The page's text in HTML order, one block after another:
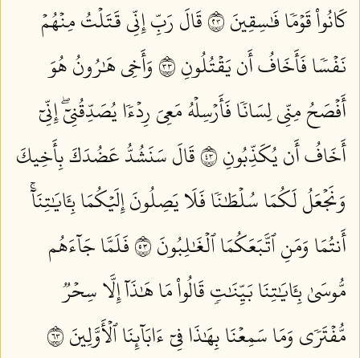
كَانُواْ قَوۡمٗا فَٰسِقِينَ ٣٢
قَالَ رَبِّ إِنِّي قَتَلۡتُ مِنۡهُمۡ
نَفۡسٗا فَأَخَافُ أَن يَقۡتُلُونِ ٣٣
وَأَخِي هَٰرُونُ هُوَ
أَفۡصَحُ مِنِّي لِسَانٗا فَأَرۡسِلۡهُ مَعِيَ رِدۡءٗا يُصَدِّقُنِيٓۖ إِنِّيٓ
أَخَافُ أَن يُكَذِّبُونِ ٣٤
قَالَ سَنَشُدُّ عَضُدَكَ بِأَخِيكَ
وَنَجۡعَلُ لَكُمَا سُلۡطَٰنٗا فَلَا يَصِلُونَ إِلَيۡكُمَا بِـَٔايَٰتِنَآۚ
أَنتُمَا وَمَنِ ٱتَّبَعَكُمَا ٱلۡغَٰلِبُونَ ٣٥
فَلَمَّا جَآءَهُم
مُّوسَىٰ بِـَٔايَٰتِنَا بَيِّنَٰتٖ قَالُواْ مَا هَٰذَآ إِلَّا سِحۡرٞ
مُّفۡتَرٗى وَمَا سَمِعۡنَا بِهَٰذَا فِيٓ ءَابَآئِنَا ٱلۡأَوَّلِينَ ٣٦